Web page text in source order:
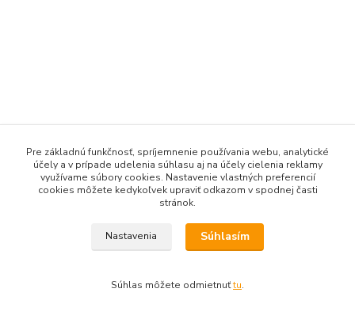
Pre základnú funkčnosť, spríjemnenie používania webu, analytické
účely a v prípade udelenia súhlasu aj na účely cielenia reklamy
využívame súbory cookies. Nastavenie vlastných preferencií
cookies môžete kedykoľvek upraviť odkazom v spodnej časti
stránok.
Nastavenia Súhlasím
Súhlas môžete odmietnuťtu.